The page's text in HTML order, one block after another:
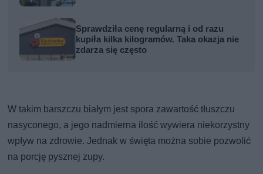
Sprawdziła cenę regularną i od razu
kupiła kilka kilogramów. Taka okazja nie
zdarza się często
W takim barszczu białym jest spora zawartość tłuszczu
nasyconego, a jego nadmierna ilość wywiera niekorzystny
wpływ na zdrowie. Jednak w święta można sobie pozwolić
na porcję pysznej zupy.